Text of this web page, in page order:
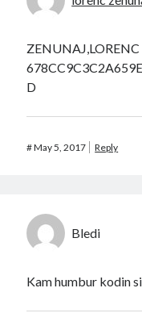
D
#May 5, 2017 Reply
Bledi
Kam humbur kodin